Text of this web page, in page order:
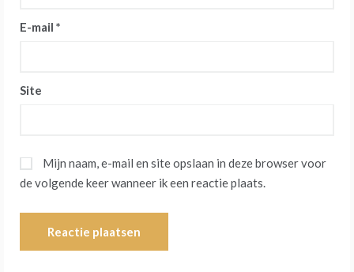
E-mail *
Site
Mijn naam, e-mail en site opslaan in deze browser voor
de volgende keer wanneer ik een reactie plaats.